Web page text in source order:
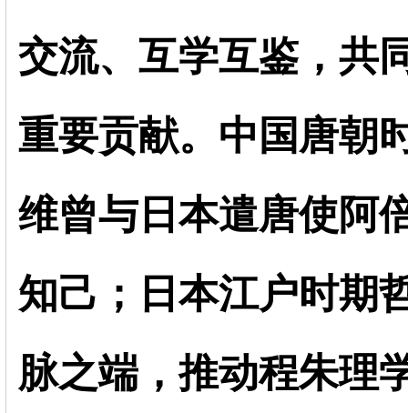
交流、互学互鉴，共
重要贡献。中国唐朝
维曾与日本遣唐使阿
知己；日本江户时期
脉之端，推动程朱理